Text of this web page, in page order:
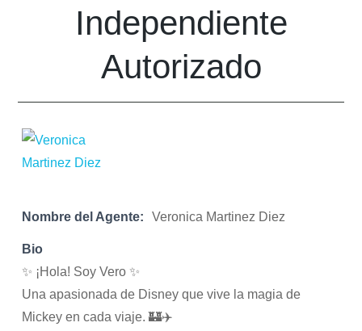
Independiente
Autorizado
Nombre del Agente: Veronica Martinez Diez
Bio
✨ ¡Hola! Soy Vero ✨
Una apasionada de Disney que vive la magia de
Mickey en cada viaje. 🏰✈️